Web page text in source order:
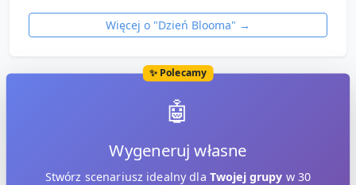
Więcej o "Dzień Blooma" →
✨ Polecamy
🤖
Wygeneruj własne
Stwórz scenariusz idealny dla Twojej grupy w 30